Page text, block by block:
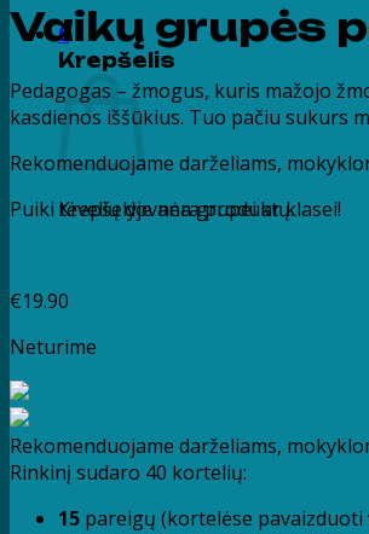
0
Krepšelis
Krepšelyje nėra produktų.
Vaikų grupės
Pedagogas – žmogus, kuris mažojo
kasdienos iššūkius. Tuo pačiu sukurs
Rekomenduojame darželiams,
Puiki tėvelių dovana grupei ar klasei!
€19.90
Neturime
Rekomenduojame darželiams,
Rinkinį sudaro 40 kortelių:
15 pareigų (kortelėse